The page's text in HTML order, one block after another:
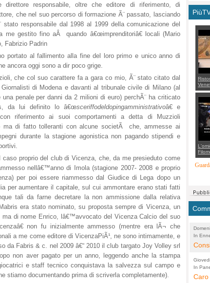
direttore responsabile, oltre che editore di riferimento, di
che nel suo percorso di formazione Ã¨ passato, lasciando
responsabile dal 1998 al 1999 della comunicazione del
me gestito fino aÂ quando â€œimprenditoriâ€ locali (Mario
Fabrizio Padrin
portato al fallimento alla fine del loro primo e unico anno di
ancora oggi sono a dir poco grige.
che col suo carattere fa a gara co mio, Ã¨ stato citato dal
di Modena e davanti al tribunale civile di Milano (al
penale per danni da 2 milioni di euro) perchÃ¨ ha criticato
da lui definito lo â€œsceriffodeldopingamministrativoâ€ e
con riferimento ai suoi comportamenti a detta di Muzzioli
ma di fatto tolleranti con alcune societÃ che, ammesse ai
durante la stagione agonistica non pagando stipendi e
proprio del club di Vicenza, che, da me presieduto come
nellâ€™anno di Imola (stagione 2007- 2008 e proprio
per poi essere riammesso dal Giudice di Lega dopo un
per aumentare il capitale, sul cui ammontare erano stati fatti
tali da farne decretare la non ammissione dalla relativa
era stato nominato, su proposta sempre di Vicenza, un
di nome Enrico, lâ€™avvocato del Vicenza Calcio del suo
non fu inizialmente ammesso (mentre era lÃ¬ che
a me come editore di VicenzaPiÃ¹, ne sono intimamente, e
da Fabris & c. nel 2009 â€“ 2010 il club targato Joy Volley srl
non aver pagato per un anno, leggendo anche la stampa
e staff tecnico conquistava la salvezza sul campo e
stiamo documentando prima di scriverla completamente).
con
In
In
Caro